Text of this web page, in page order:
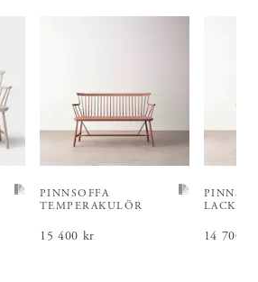
PINNSOFFA
TEMPERAKULÖR
Pris:15 400 kr
15 400 kr Pris:14
14 700 kr